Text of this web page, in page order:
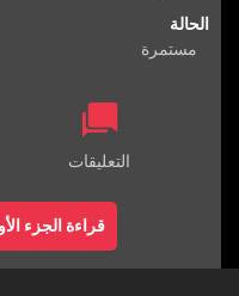
الحالة
مستمرة
التعليقات
قراءة الجزء